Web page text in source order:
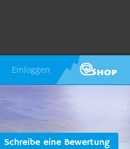
Einloggen
Schreibe eine Bewertung